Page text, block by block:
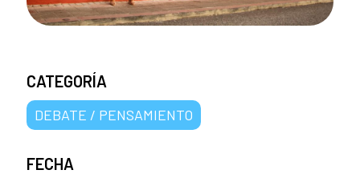
CATEGORÍA
DEBATE / PENSAMIENTO
FECHA